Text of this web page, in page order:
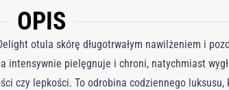
OPIS
otula skórę długotrwałym nawilżeniem i
intensywnie pielęgnuje i chroni, natychmiast
czy lepkości. To odrobina codziennego